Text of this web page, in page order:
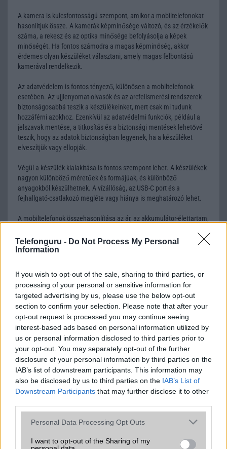
Telefonguru - Do Not Process My Personal
Information
If you wish to opt-out of the sale, sharing to third parties, or
processing of your personal or sensitive information for
targeted advertising by us, please use the below opt-out
section to confirm your selection. Please note that after your
opt-out request is processed you may continue seeing
interest-based ads based on personal information utilized by
us or personal information disclosed to third parties prior to
your opt-out. You may separately opt-out of the further
disclosure of your personal information by third parties on the
IAB’s list of downstream participants. This information may
also be disclosed by us to third parties on the IAB’s List of
Downstream Participants that may further disclose it to other
Please note that this website/app uses one or more Google
not limited to your visit or usage behaviour. You may click to
Personal Data Processing Opt Outs
I want to opt-out of the Sharing of my
A kamera is kulcsfontosságú szempont, amikor a mobiltelefonokat
hasonlítjuk össze. A kamerák képminősége változó, és az érzékelők
száma, a rekesz és az optika minősége befolyásolja a képek
minőségét. Ha fontos számodra a magas képminőség, akkor
érdemes olyan készüléket választani, amely magas felbontású
kamerával rendelkezik.
Az adatvédelem is fontos tényező, különösen a mobiltelefonok
esetében. Az ujjlenyomat-olvasók és az arcfelismerési rendszerek
biztonságosabbá teszik a készülékeinket, mert csak mi tudunk
hozzáférni azokhoz. Ezenkívül az adatvédelmi funkciók, például a
jelszavak mentése, a titkosítás és a biztonsági mentések lehetővé
teszik, hogy az adatok biztonságban legyenek, ha a készüléket
elveszítjük vagy ellopják.
Végül a készülék kialakítása is fontos szempont lehet. A készülékek
nagyon különböző méretűek és formájúak, és különböző
anyagokból készülhetnek. A vízállóság, az USB-C port és a
fejhallgató-csatlakozó megléte vagy hiánya is meghatározó lehet.
A mobiltelefonok összehasonlítása az ár, az akkumulátor-élettartam,
kialakítás szempontjából döntő fontosságú lehet. Ezek a
szempontok kritikusak ahhoz, hogy megtaláljuk azokat a
Végül azt is fontos tudni, hogy a mobiltelefonok összehasonlítása
során minden felhasználó egyéni preferenciákkal rendelkezik, így a
választásuk eltérhet. Azonban azok, akik számára fontos a nagyobb
kijelző, hosszabb üzemidő, hatékony
MOBILTELEFON MÁRKÁK
Apple
Huawei